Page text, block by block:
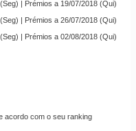
| Prémios a 19/07/2018 (Qui)
| Prémios a 26/07/2018 (Qui)
| Prémios a 02/08/2018 (Qui)
acordo com o seu ranking